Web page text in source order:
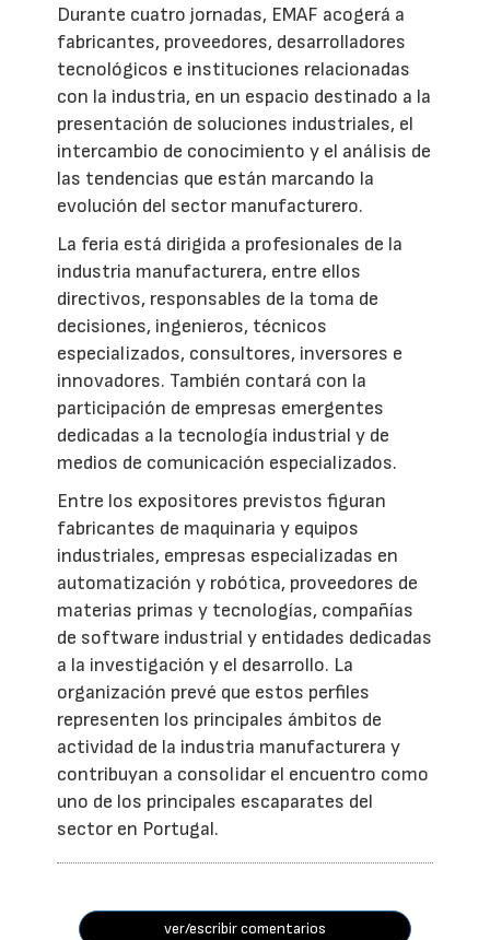
Durante cuatro jornadas, EMAF acogerá a
fabricantes, proveedores, desarrolladores
tecnológicos e instituciones relacionadas
con la industria, en un espacio destinado a la
presentación de soluciones industriales, el
intercambio de conocimiento y el análisis de
las tendencias que están marcando la
evolución del sector manufacturero.
La feria está dirigida a profesionales de la
industria manufacturera, entre ellos
directivos, responsables de la toma de
decisiones, ingenieros, técnicos
especializados, consultores, inversores e
innovadores. También contará con la
participación de empresas emergentes
dedicadas a la tecnología industrial y de
medios de comunicación especializados.
Entre los expositores previstos figuran
fabricantes de maquinaria y equipos
industriales, empresas especializadas en
automatización y robótica, proveedores de
materias primas y tecnologías, compañías
de software industrial y entidades dedicadas
a la investigación y el desarrollo. La
organización prevé que estos perfiles
representen los principales ámbitos de
actividad de la industria manufacturera y
contribuyan a consolidar el encuentro como
uno de los principales escaparates del
sector en Portugal.
ver/escribir comentarios